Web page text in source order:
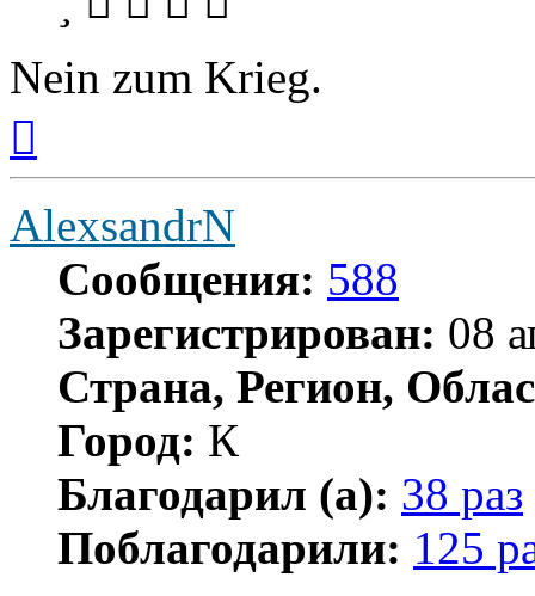
Nein zum Krieg.
началу
AlexsandrN
Сообщения: 588
Зарегистрирован: 08
Страна, Регион,
Город: К
Благодарил (а): 38 раз
Поблагодарили: 125